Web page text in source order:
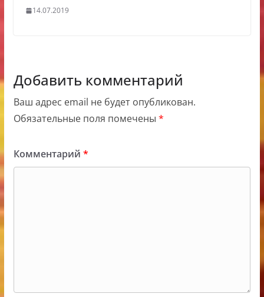
14.07.2019
Добавить комментарий
Ваш адрес email не будет опубликован.
Обязательные поля помечены *
Комментарий *